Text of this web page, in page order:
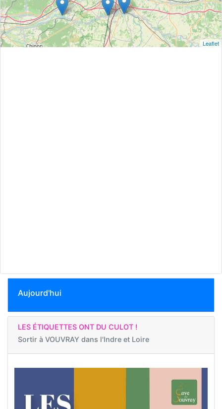
Leaflet
Aujourd'hui
LES ÉTIQUETTES ONT DU CULOT !
Sortir à VOUVRAY dans l'Indre et Loire